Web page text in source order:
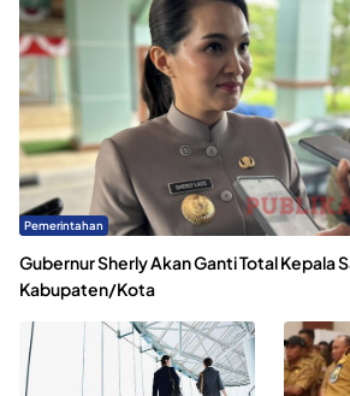
Pemerintahan
Gubernur Sherly Akan Ganti Total Kepala
Kabupaten/Kota